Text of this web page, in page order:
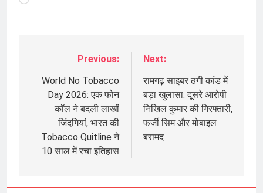
navigation
Previous:
World No Tobacco
Day 2026: एक फोन
कॉल ने बदली लाखों
जिंदगियां, भारत की
Tobacco Quitline ने
10 साल में रचा इतिहास
Next:
रामगढ़ साइबर ठगी कांड में
बड़ा खुलासा: दूसरे आरोपी
निखिल कुमार की गिरफ्तारी,
फर्जी सिम और मोबाइल
बरामद